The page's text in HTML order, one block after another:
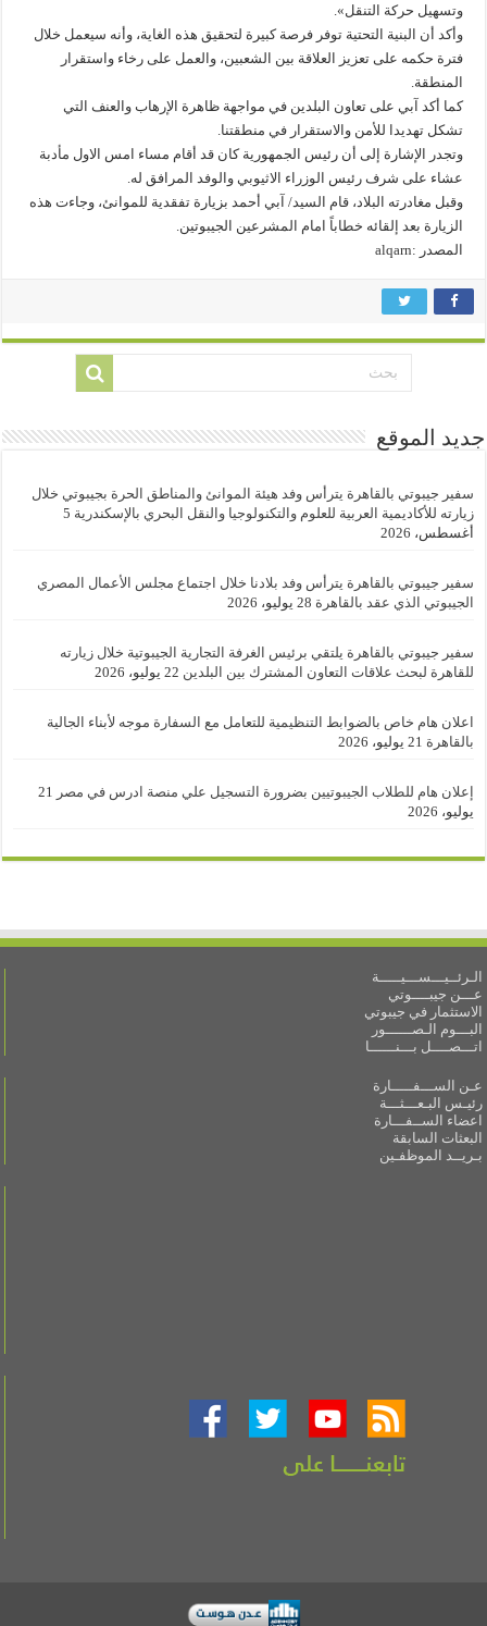
وتسهيل حركة التنقل».
وأكد أن البنية التحتية توفر فرصة كبيرة لتحقيق هذه الغاية، وأنه سيعمل خلال
فترة حكمه على تعزيز العلاقة بين الشعبين، والعمل على رخاء واستقرار
المنطقة.
كما أكد آبي على تعاون البلدين في مواجهة ظاهرة الإرهاب والعنف التي
تشكل تهديدا للأمن والاستقرار في منطقتنا.
وتجدر الإشارة إلى أن رئيس الجمهورية كان قد أقام مساء امس الاول مأدبة
عشاء على شرف رئيس الوزراء الاثيوبي والوفد المرافق له.
وقبل مغادرته البلاد، قام السيد/ آبي أحمد بزيارة تفقدية للموانئ، وجاءت هذه
الزيارة بعد إلقائه خطاباً امام المشرعين الجيبوتين.
المصدر :alqarn
جديد الموقع
سفير جيبوتي بالقاهرة يترأس وفد هيئة الموانئ والمناطق الحرة بجيبوتي خلال
زيارته للأكاديمية العربية للعلوم والتكنولوجيا والنقل البحري بالإسكندرية 5
أغسطس، 2026
سفير جيبوتي بالقاهرة يترأس وفد بلادنا خلال اجتماع مجلس الأعمال المصري
الجيبوتي الذي عقد بالقاهرة 28 يوليو، 2026
سفير جيبوتي بالقاهرة يلتقي برئيس الغرفة التجارية الجيبوتية خلال زيارته
للقاهرة لبحث علاقات التعاون المشترك بين البلدين 22 يوليو، 2026
اعلان هام خاص بالضوابط التنظيمية للتعامل مع السفارة موجه لأبناء الجالية
بالقاهرة 21 يوليو، 2026
إعلان هام للطلاب الجيبوتيين بضرورة التسجيل علي منصة ادرس في مصر
21
يوليو، 2026
الـرئــيـــســـيـــــة
عـــن جيبــــوتي
الاستثمار في جيبوتي
البـــوم الـصــــــور
اتـــصــــل بـــنــــــا
عـن الســـفـــــارة
رئيـس البـعـــثـــة
اعضاء الســفـــارة
البعثات السابقة
بـريــد الموظفـين